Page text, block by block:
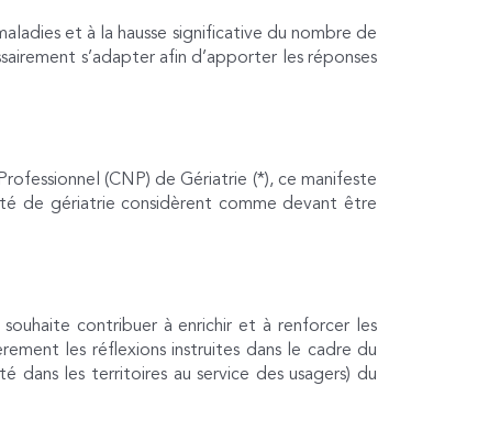
et à la hausse significative du nombre de
s’adapter afin d’apporter les réponses
(CNP) de Gériatrie (*), ce manifeste
de gériatrie considèrent comme devant être
souhaite contribuer à enrichir et à renforcer les
les réflexions instruites dans le cadre du
dans les territoires au service des usagers) du